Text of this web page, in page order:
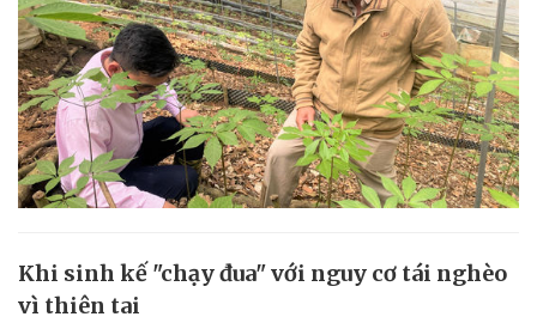
Khi sinh kế "chạy đua" với nguy cơ tái nghèo
vì thiên tai